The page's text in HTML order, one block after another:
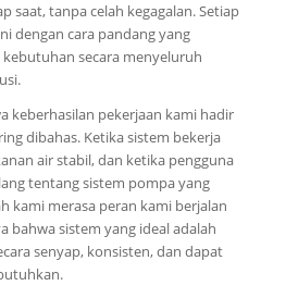
saat, tanpa celah kegagalan. Setiap
dengan cara pandang yang
secara menyeluruh
keberhasilan pekerjaan kami hadir
dibahas. Ketika sistem bekerja
air stabil, dan ketika pengguna
tentang sistem pompa yang
kami merasa peran kami berjalan
bahwa sistem yang ideal adalah
senyap, konsisten, dan dapat